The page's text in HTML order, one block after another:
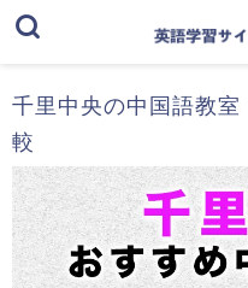
千里中央の中国語教
較